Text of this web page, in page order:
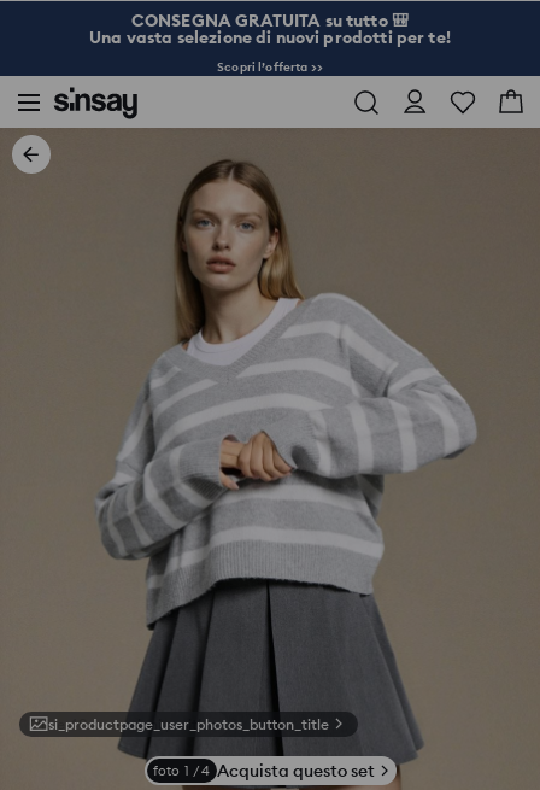
CONSEGNA GRATUITA su tutto 🎒
Una vasta selezione di nuovi prodotti per te!
Scopri l’offerta >>
si_productpage_user_photos_button_title
foto 1 /4 Acquista questo set